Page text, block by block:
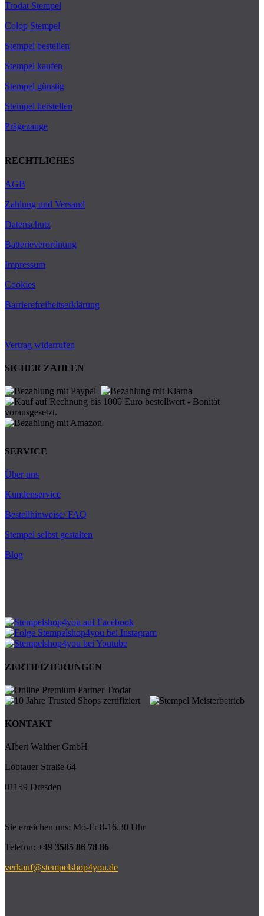
Trodat Stempel
Colop Stempel
Stempel bestellen
Stempel kaufen
Stempel günstig
Stempel herstellen
Prägezange
RECHTLICHES
AGB
Zahlung und Versand
Datenschutz
Batterieverordnung
Impressum
Cookies
Barrierefreiheitserklärung
Vertrag widerrufen
SICHER ZAHLEN
SERVICE
Über uns
Kundenservice
Bestellhinweise/ FAQ
Stempel selbst gestalten
Blog
ZERTIFIZIERUNGEN
KONTAKT
Albert Walther GmbH
Löbtauer Straße 64
01159 Dresden
Sie erreichen uns: Mo-Fr 8-16.30 Uhr
Telefon: +49 3585 86 78 86
verkauf@stempelshop4you.de